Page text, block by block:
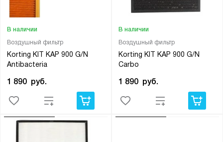
Воздушный фильтр
Korting KIT KAP 900 G/N
Antibacteria
В наличии
1 890 руб.
Воздушный фильтр
Korting KIT KAP 900 G/N
Carbo
В наличии
1 890 руб.